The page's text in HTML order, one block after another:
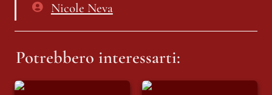
Nicole Neva
Potrebbero interessarti:
Il 15 del mese
L’Islam è il nemico?